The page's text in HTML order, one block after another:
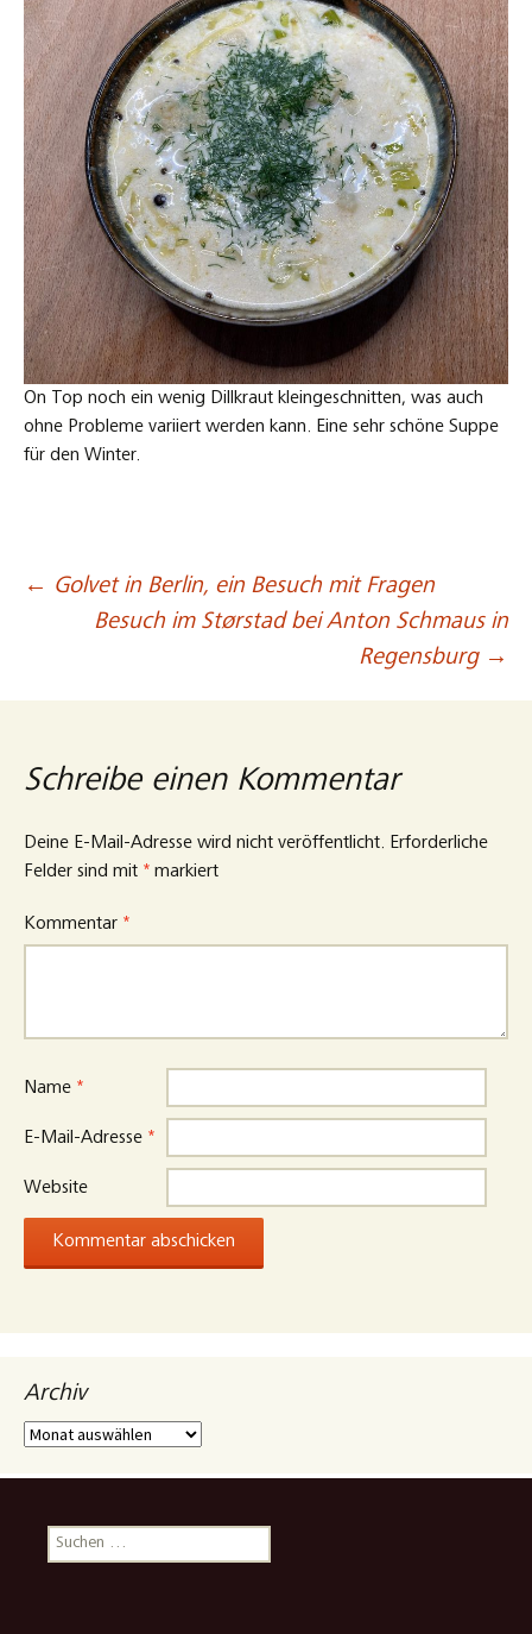
On Top noch ein wenig Dillkraut kleingeschnitten, was auch
ohne Probleme variiert werden kann. Eine sehr schöne Suppe
für den Winter.
Beitragsnavigation
← Golvet in Berlin, ein Besuch mit Fragen
Besuch im Størstad bei Anton Schmaus in
Regensburg →
Schreibe einen Kommentar
Deine E-Mail-Adresse wird nicht veröffentlicht. Erforderliche
Felder sind mit * markiert
Kommentar *
Name *
E-Mail-Adresse *
Website
Archiv
Archiv
Suchen
nach: